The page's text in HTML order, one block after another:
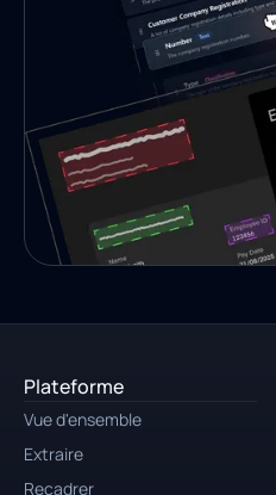
Plateforme
Vue d'ensemble
Extraire
Recadrer